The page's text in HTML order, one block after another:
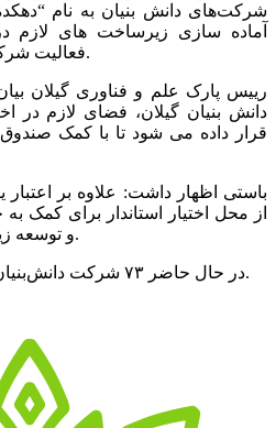
شرکت‌های دانش بنیان به نام
آماده سازی زیرساخت های لازم
فعالیت شرکت‌ها اختصاص داده شده‌است.
رییس پارک علم و فناوری گیلان
دانش بنیان گیلان، فضای لازم در
قرار داده می شود تا با کمک
از محل اختیار استاندار برای کمک
و توسعه زیرساخت ها در نظر گرفته شد.
در حال حاضر ۷۳ شرکت دانش‌بنیان در استان گیلان فعال هستند.